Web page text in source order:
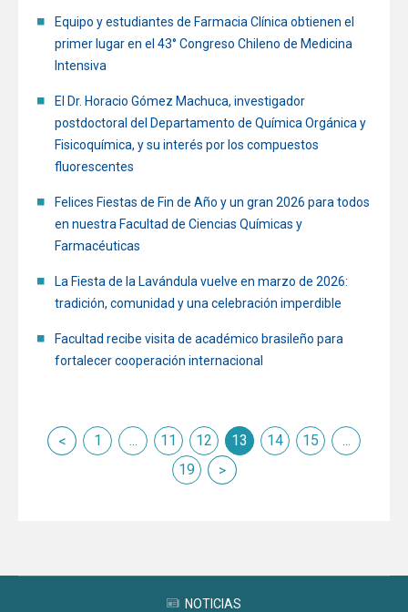
Equipo y estudiantes de Farmacia Clínica obtienen el
primer lugar en el 43° Congreso Chileno de Medicina
Intensiva
El Dr. Horacio Gómez Machuca, investigador
postdoctoral del Departamento de Química Orgánica y
Fisicoquímica, y su interés por los compuestos
fluorescentes
Felices Fiestas de Fin de Año y un gran 2026 para todos
en nuestra Facultad de Ciencias Químicas y
Farmacéuticas
La Fiesta de la Lavándula vuelve en marzo de 2026:
tradición, comunidad y una celebración imperdible
Facultad recibe visita de académico brasileño para
fortalecer cooperación internacional
1 ... 11 12 13 14 15
...
19
siguiente
NOTICIAS